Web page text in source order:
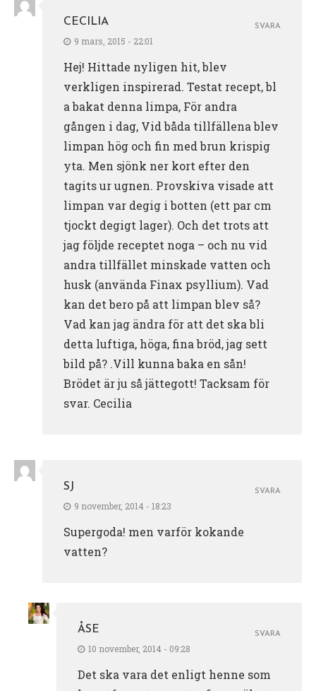
CECILIA
9 mars, 2015 - 22:01
Hej! Hittade nyligen hit, blev
verkligen inspirerad. Testat recept, bl
a bakat denna limpa, För andra
gången i dag, Vid båda tillfällena blev
limpan hög och fin med brun krispig
yta. Men sjönk ner kort efter den
tagits ur ugnen. Provskiva visade att
limpan var degig i botten (ett par cm
tjockt degigt lager). Och det trots att
jag följde receptet noga – och nu vid
andra tillfället minskade vatten och
husk (använda Finax psyllium). Vad
kan det bero på att limpan blev så?
Vad kan jag ändra för att det ska bli
detta luftiga, höga, fina bröd, jag sett
bild på? .Vill kunna baka en sån!
Brödet är ju så jättegott! Tacksam för
svar. Cecilia
SVARA
SJ
9 november, 2014 - 18:23
Supergoda! men varför kokande
vatten?
SVARA
ÅSE
10 november, 2014 - 09:28
Det ska vara det enligt henne som
SVARA